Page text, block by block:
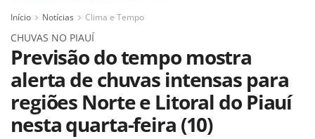
Início Notícias Clima e Tempo
CHUVAS NO PIAUÍ
Previsão do tempo mostra
alerta de chuvas intensas para
regiões Norte e Litoral do Piauí
nesta quarta-feira (10)